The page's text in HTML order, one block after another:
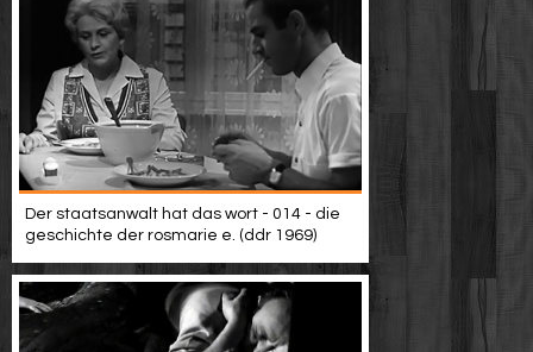
Der staatsanwalt hat das wort - 014 - die
geschichte der rosmarie e. (ddr 1969)